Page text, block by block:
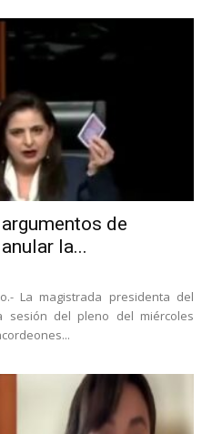
de
la...
La magistrada presidenta del
sesión del pleno del miércoles